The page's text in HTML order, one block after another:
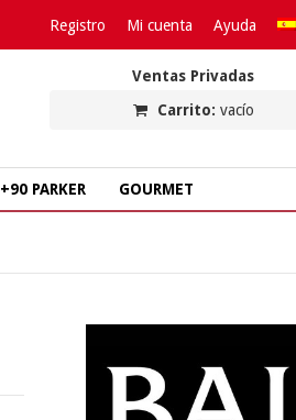
Registro Mi cuenta Ayuda
Ventas Privadas
Carrito: vacío
+90 PARKER GOURMET